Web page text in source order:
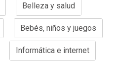
Belleza y salud
Bebés, niños y juegos
Informática e internet